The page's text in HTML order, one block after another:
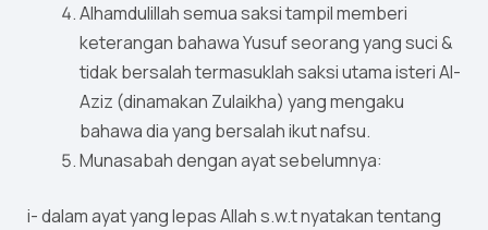
Alhamdulillah semua saksi tampil memberi
keterangan bahawa Yusuf seorang yang suci &
tidak bersalah termasuklah saksi utama isteri Al-
Aziz (dinamakan Zulaikha) yang mengaku
bahawa dia yang bersalah ikut nafsu.
Munasabah dengan ayat sebelumnya:
i- dalam ayat yang lepas Allah s.w.t nyatakan tentang